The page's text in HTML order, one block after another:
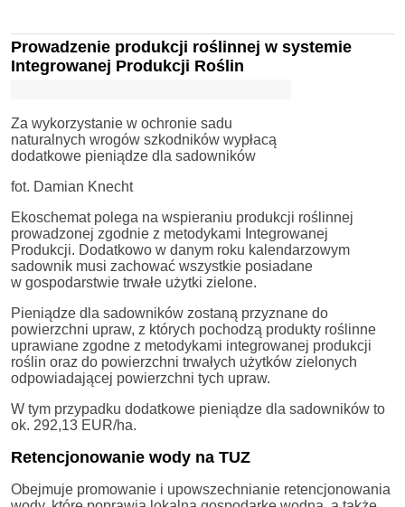
Prowadzenie produkcji roślinnej w systemie
Integrowanej Produkcji Roślin
Za wykorzystanie w ochronie sadu
naturalnych wrogów szkodników wypłacą
dodatkowe pieniądze dla sadowników
fot. Damian Knecht
Ekoschemat polega na wspieraniu produkcji roślinnej
prowadzonej zgodnie z metodykami Integrowanej
Produkcji. Dodatkowo w danym roku kalendarzowym
sadownik musi zachować wszystkie posiadane
w gospodarstwie trwałe użytki zielone.
Pieniądze dla sadowników zostaną przyznane do
powierzchni upraw, z których pochodzą produkty roślinne
uprawiane zgodne z metodykami integrowanej produkcji
roślin oraz do powierzchni trwałych użytków zielonych
odpowiadającej powierzchni tych upraw.
W tym przypadku dodatkowe pieniądze dla sadowników to
ok. 292,13 EUR/ha.
Retencjonowanie wody na TUZ
Obejmuje promowanie i upowszechnianie retencjonowania